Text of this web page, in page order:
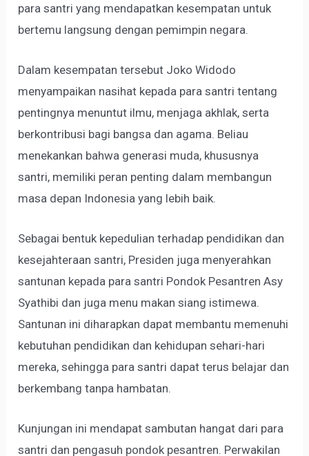
para santri yang mendapatkan kesempatan untuk
bertemu langsung dengan pemimpin negara.
Dalam kesempatan tersebut Joko Widodo
menyampaikan nasihat kepada para santri tentang
pentingnya menuntut ilmu, menjaga akhlak, serta
berkontribusi bagi bangsa dan agama. Beliau
menekankan bahwa generasi muda, khususnya
santri, memiliki peran penting dalam membangun
masa depan Indonesia yang lebih baik.
Sebagai bentuk kepedulian terhadap pendidikan dan
kesejahteraan santri, Presiden juga menyerahkan
santunan kepada para santri Pondok Pesantren Asy
Syathibi dan juga menu makan siang istimewa.
Santunan ini diharapkan dapat membantu memenuhi
kebutuhan pendidikan dan kehidupan sehari-hari
mereka, sehingga para santri dapat terus belajar dan
berkembang tanpa hambatan.
Kunjungan ini mendapat sambutan hangat dari para
santri dan pengasuh pondok pesantren. Perwakilan